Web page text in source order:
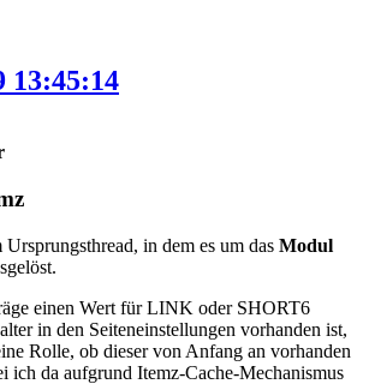
13:45:14
Ursprungsthread, in dem es um das Modul
einen Wert für LINK oder SHORT6
in den Seiteneinstellungen vorhanden ist,
Rolle, ob dieser von Anfang an vorhanden
ich da aufgrund Itemz-Cache-Mechanismus